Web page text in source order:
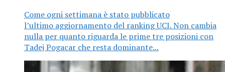
Come ogni settimana è stato pubblicato
l’ultimo aggiornamento del ranking UCI. Non cambia
nulla per quanto riguarda le prime tre posizioni con
Tadej Pogacar che resta dominante...